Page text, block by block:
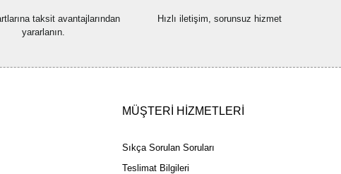
taksit avantajlarından
yararlanın.
Hızlı iletişim, sorunsuz hizmet
MÜŞTERİ HİZMETLERİ
Sıkça Sorulan Soruları
Teslimat Bilgileri